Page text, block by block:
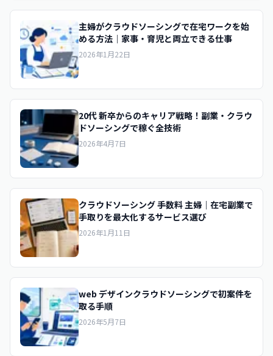
主婦がクラウドソーシングで在宅ワークを始
める方法｜家事・育児と両立できる仕事
2026年1月22日
20代 新卒からのキャリア戦略！副業・クラウ
ドソーシングで稼ぐ全技術
2026年4月7日
クラウドソーシング 手数料 主婦｜在宅副業で
手取りを最大化するサービス選び
2026年1月11日
web デザインクラウドソーシングで初案件を
取る手順
2026年5月7日